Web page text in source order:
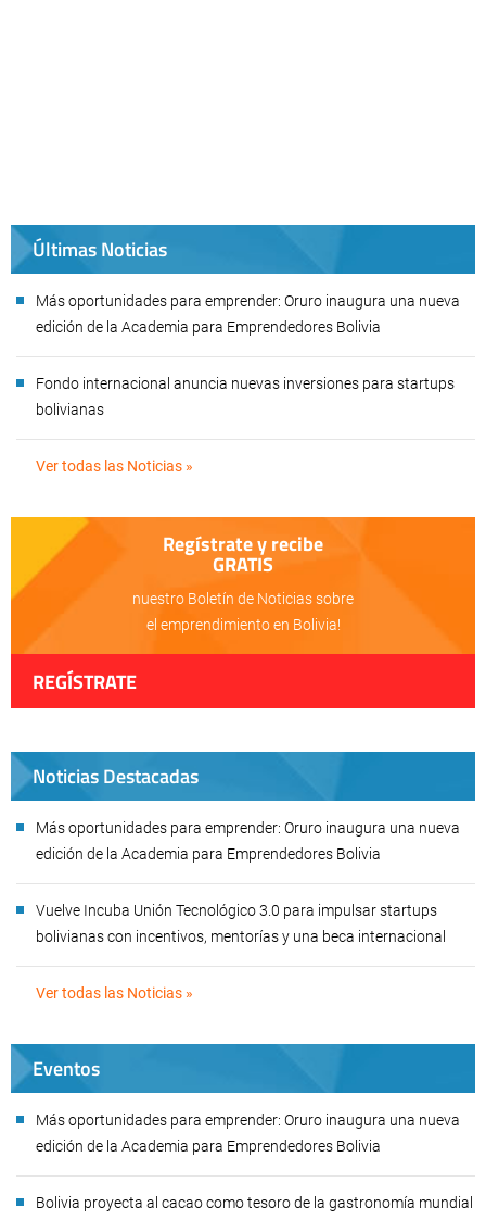
Últimas Noticias
Más oportunidades para emprender: Oruro inaugura una nueva
edición de la Academia para Emprendedores Bolivia
Fondo internacional anuncia nuevas inversiones para startups
bolivianas
Ver todas las Noticias »
Regístrate y recibe
GRATIS
nuestro Boletín de Noticias sobre
el emprendimiento en Bolivia!
REGÍSTRATE
Noticias Destacadas
Más oportunidades para emprender: Oruro inaugura una nueva
edición de la Academia para Emprendedores Bolivia
Vuelve Incuba Unión Tecnológico 3.0 para impulsar startups
bolivianas con incentivos, mentorías y una beca internacional
Ver todas las Noticias »
Eventos
Más oportunidades para emprender: Oruro inaugura una nueva
edición de la Academia para Emprendedores Bolivia
Bolivia proyecta al cacao como tesoro de la gastronomía mundial